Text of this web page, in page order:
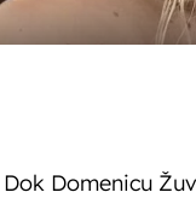
Dok Domenicu